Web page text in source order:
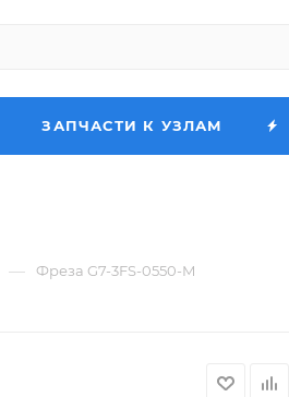
ЗАПЧАСТИ К УЗЛАМ
— Фреза G7-3FS-0550-M